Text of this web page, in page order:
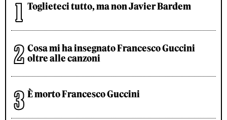
Toglieteci tutto, ma non Javier Bardem
Cosa mi ha insegnato Francesco Guccini
oltre alle canzoni
È morto Francesco Guccini